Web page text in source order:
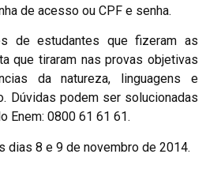
de acesso ou CPF e senha.
de estudantes que fizeram as
que tiraram nas provas objetivas
da natureza, linguagens e
Dúvidas podem ser solucionadas
Enem: 0800 61 61 61.
dias 8 e 9 de novembro de 2014.